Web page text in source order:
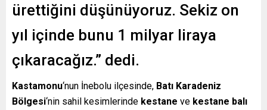
ürettiğini düşünüyoruz. Sekiz on
yıl içinde bunu 1 milyar liraya
çıkaracağız.” dedi.
Kastamonu‘nun İnebolu ilçesinde, Batı Karadeniz
Bölgesi‘nin sahil kesimlerinde kestane ve kestane balı